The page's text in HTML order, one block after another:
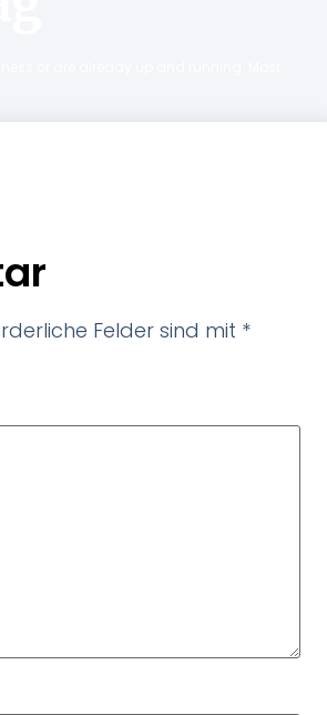
Felder sind mit *